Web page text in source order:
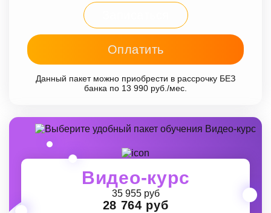
Оплатить
Данный пакет можно приобрести в рассрочку БЕЗ
банка по 13 990 руб./мес.
Видео-курс
35 955 руб
28 764 руб